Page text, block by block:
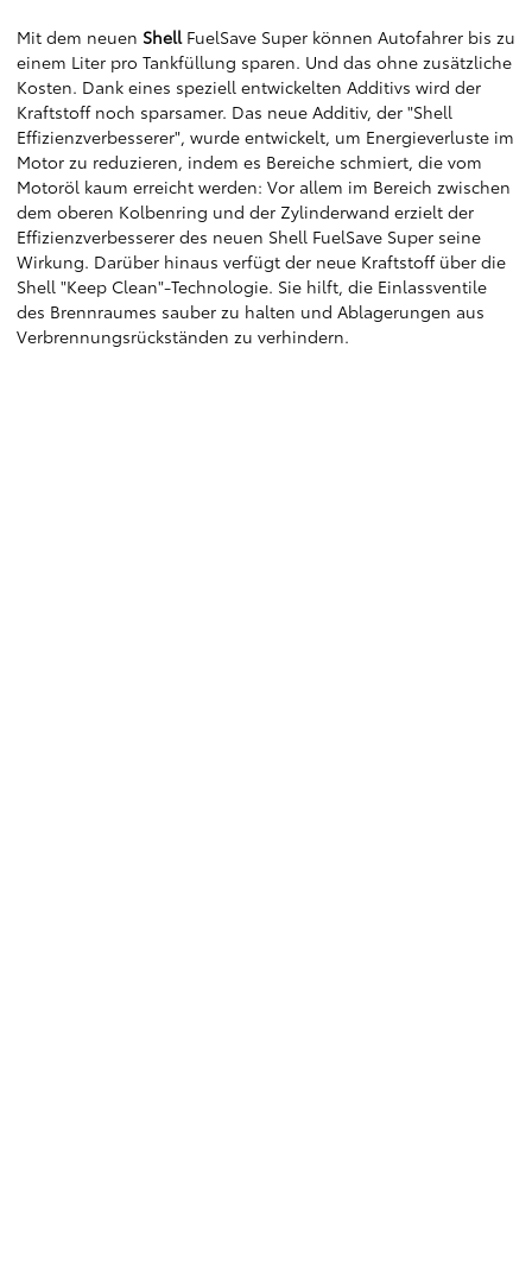
Mit dem neuen ShellFuelSave Super können Autofahrer bis zu
einem Liter pro Tankfüllung sparen. Und das ohne zusätzliche
Kosten. Dank eines speziell entwickelten Additivs wird der
Kraftstoff noch sparsamer. Das neue Additiv, der "Shell
Effizienzverbesserer", wurde entwickelt, um Energieverluste im
Motor zu reduzieren, indem es Bereiche schmiert, die vom
Motoröl kaum erreicht werden: Vor allem im Bereich zwischen
dem oberen Kolbenring und der Zylinderwand erzielt der
Effizienzverbesserer des neuen Shell FuelSave Super seine
Wirkung. Darüber hinaus verfügt der neue Kraftstoff über die
Shell "Keep Clean"-Technologie. Sie hilft, die Einlassventile
des Brennraumes sauber zu halten und Ablagerungen aus
Verbrennungsrückständen zu verhindern.